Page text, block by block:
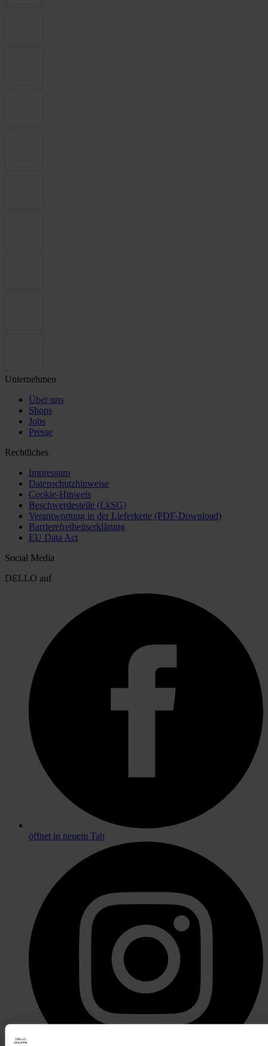
Unternehmen
Über uns
Shops
Jobs
Presse
Rechtliches
Impressum
Datenschutzhinweise
Cookie-Hinweis
Beschwerdestelle (LkSG)
Verantwortung in der Lieferkette (PDF-Download)
Barrierefreiheitserklärung
EU Data Act
Social Media
DELLO auf
öffnet in neuem Tab